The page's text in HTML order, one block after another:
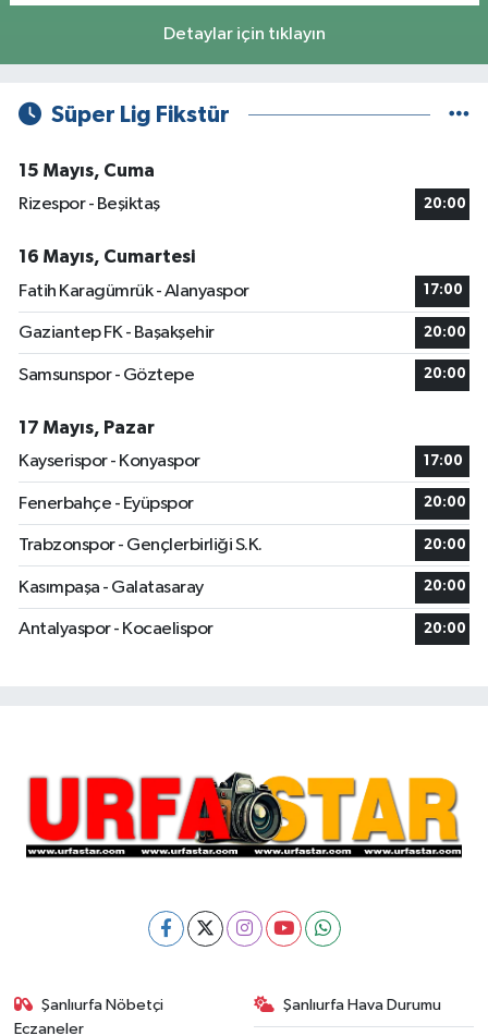
Detaylar için tıklayın
Süper Lig Fikstür
15 Mayıs, Cuma
Rizespor - Beşiktaş
20:00
16 Mayıs, Cumartesi
Fatih Karagümrük - Alanyaspor
17:00
Gaziantep FK - Başakşehir 20:00
Samsunspor - Göztepe 20:00
17 Mayıs, Pazar
Kayserispor - Konyaspor
17:00
Fenerbahçe - Eyüpspor 20:00
Trabzonspor - Gençlerbirliği S.K. 20:00
Kasımpaşa - Galatasaray 20:00
Antalyaspor - Kocaelispor 20:00
Şanlıurfa Nöbetçi
Eczaneler
Şanlıurfa Hava Durumu